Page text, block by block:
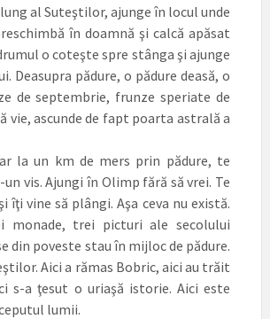
al Suteştilor, ajunge în locul unde
în doamnă şi calcă apăsat
o coteşte spre stânga şi ajunge
Deasupra pădure, o pădure deasă, o
de septembrie, frunze speriate de
vie, ascunde de fapt poarta astrală a
la un km de mers prin pădure, te
vis. Ajungi în Olimp fără să vrei. Te
îţi vine să plângi. Aşa ceva nu există.
monade, trei picturi ale secolului
din poveste stau în mijloc de pădure.
Aici a rămas Bobric, aici au trăit
s-a ţesut o uriaşă istorie. Aici este
lumii.